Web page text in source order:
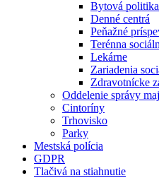
Bytová politika
Denné centrá
Peňažné
Terénna
Lekárne
Zariadenia
Zdravotnícke
Oddelenie správy
Cintoríny
Trhovisko
Parky
Mestská polícia
GDPR
Tlačivá na stiahnutie